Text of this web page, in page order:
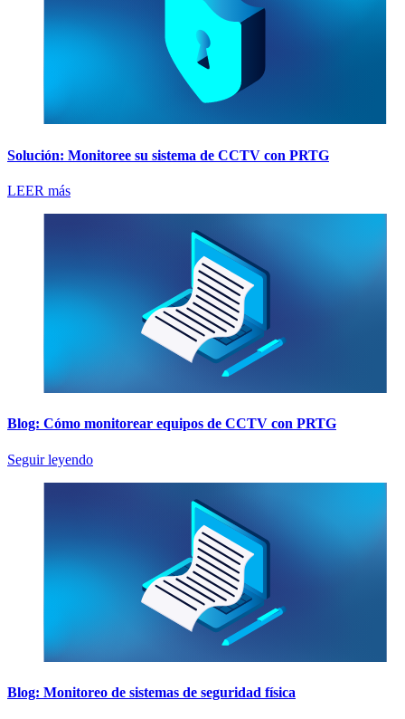
Solución: Monitoree su sistema de CCTV con PRTG
LEER más
Blog: Cómo monitorear equipos de CCTV con PRTG
Seguir leyendo
Blog: Monitoreo de sistemas de seguridad física